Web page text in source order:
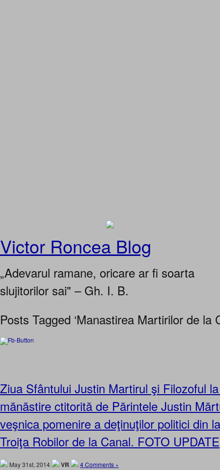
Victor Roncea Blog
„Adevarul ramane, oricare ar fi soarta
slujitorilor sai" – Gh. I. B.
Posts Tagged ‘Manastirea Martirilor de la
Ziua Sfântului Justin Martirul şi Filozoful
mănăstire ctitorită de Părintele Justin
veşnica pomenire a deţinuţilor politici din
Troiţa Robilor de la Canal. FOTO UPDATE
May 31st, 2014 VR 4 Comments »